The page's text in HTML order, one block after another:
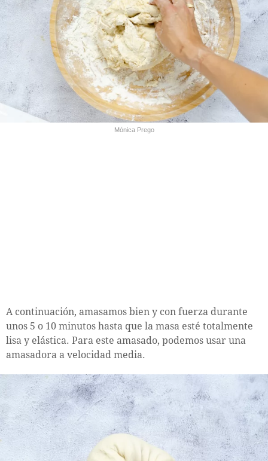
Mónica Prego
A continuación, amasamos bien y con fuerza durante
unos 5 o 10 minutos hasta que la masa esté totalmente
lisa y elástica. Para este amasado, podemos usar una
amasadora a velocidad media.